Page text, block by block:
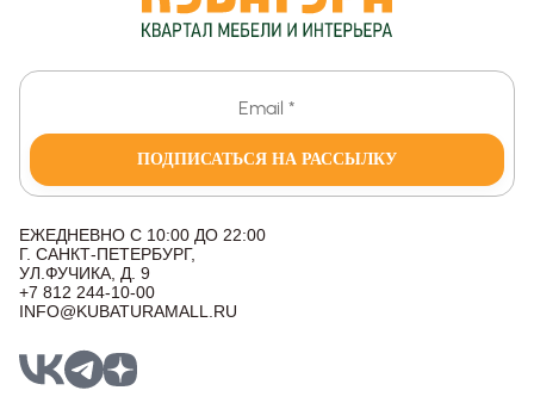
ПОДПИСАТЬСЯ НА РАССЫЛКУ
ЕЖЕДНЕВНО С 10:00 ДО 22:00
Г. САНКТ-ПЕТЕРБУРГ,
УЛ.ФУЧИКА, Д. 9
+7 812 244-10-00
INFO@KUBATURAMALL.RU